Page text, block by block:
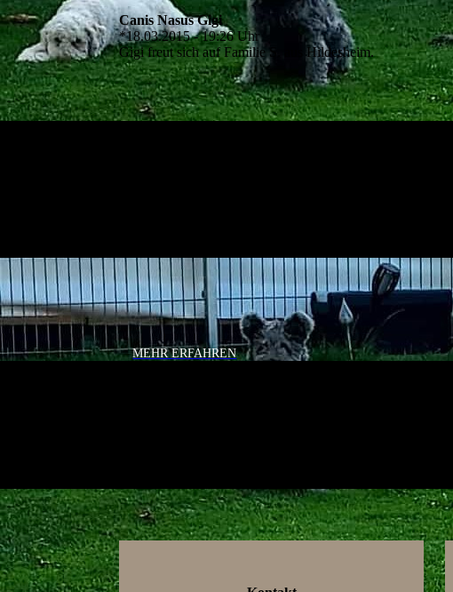
Canis Nasus Gigi
*18.03.2015 - 19:26 Uhr
Gigi freut sich auf Familie S. aus Hildesheim.
MEHR ERFAHREN